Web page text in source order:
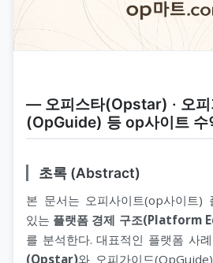
― 오피스타(Opstar) · 오피
(OpGuide) 등 op사이트
초록 (Abstract)
본 문서는 오피사이트(op사이트)
있는 플랫폼 경제 구조(Platform
를 분석한다. 대표적인 플랫폼 사
(Opstar)와 오피가이드